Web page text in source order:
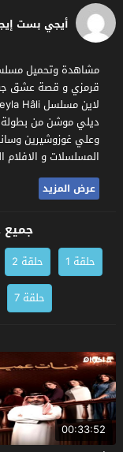
أيجي بست
قرمزي و قصة عشق
ديلي موشن من بطولة
وعلي غوزوشيرين
المسلسلات و الافلام
عرض المزيد
حلقة 1 حلقة 2
حلقة 7
00:33:52